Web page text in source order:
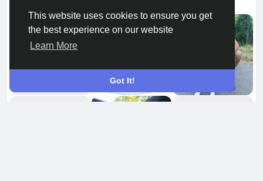
This website uses cookies to ensure you get
the best experience on our website
Learn More
Got It!